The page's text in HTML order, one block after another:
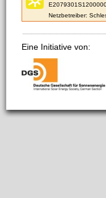
Netzbetreiber:
Eine Initiative von: